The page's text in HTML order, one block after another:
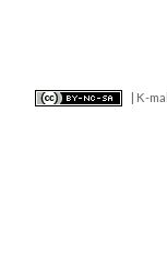
| K-